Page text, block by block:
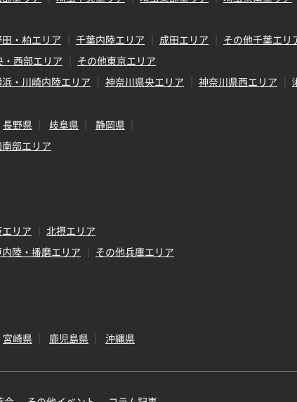
田・柏エリア 千葉内陸エリア 成田エリア
その他千葉エリ
・西部エリア
その他東京エリア
・川崎内陸エリア 神奈川県央エリア 神奈川県西エリア
長野県 岐阜県
静岡県
部エリア
リア
北摂エリア
陸・播磨エリア
その他兵庫エリア
宮崎県 鹿児島県 沖縄県